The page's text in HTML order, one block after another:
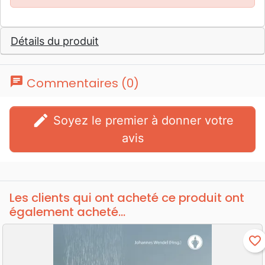
Détails du produit
chat Commentaires (0)
edit
avis
Les clients qui ont acheté ce produit ont
également acheté...
favorite_border